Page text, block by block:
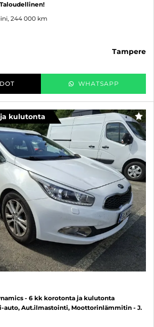
244 000 km
tampere
WHATSAPP
kulutonta
- 6 kk korotonta ja kulutonta
auto, Aut.ilmastointi, Moottorinlämmitin - J.